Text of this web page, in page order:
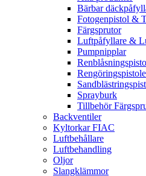
Bärbar
Fotogenpistol &
Färgsprutor
Luftpåfyllare &
Pumpnipplar
Sprayburk
Tillbehör
Backventiler
Kyltorkar FIAC
Luftbehållare
Luftbehandling
Oljor
Slangklämmor